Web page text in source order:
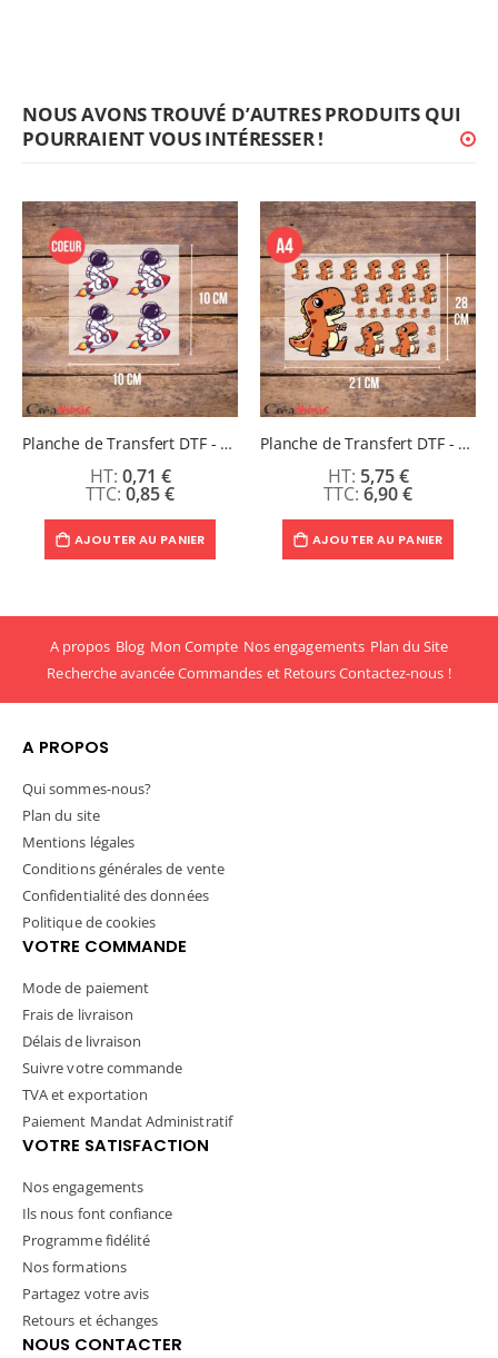
NOUS AVONS TROUVÉ D’AUTRES PRODUITS QUI
POURRAIENT VOUS INTÉRESSER !
Planche de Transfert DTF - Format Coeur- 10 x 10 cm
0,85 €
0,71 €
AJOUTER AU PANIER
Planche de Transfert DTF - Format A4 - 21 x 28 cm
6,90 €
5,75 €
AJOUTER AU PANIER
A propos Blog Mon Compte Nos engagements Plan du Site
Recherche avancéeCommandes et RetoursContactez-nous !
A PROPOS
Qui sommes-nous?
Plan du site
Mentions légales
Conditions générales de vente
Confidentialité des données
Politique de cookies
VOTRE COMMANDE
Mode de paiement
Frais de livraison
Délais de livraison
Suivre votre commande
TVA et exportation
Paiement Mandat Administratif
VOTRE SATISFACTION
Nos engagements
Ils nous font confiance
Programme fidélité
Nos formations
Partagez votre avis
Retours et échanges
NOUS CONTACTER